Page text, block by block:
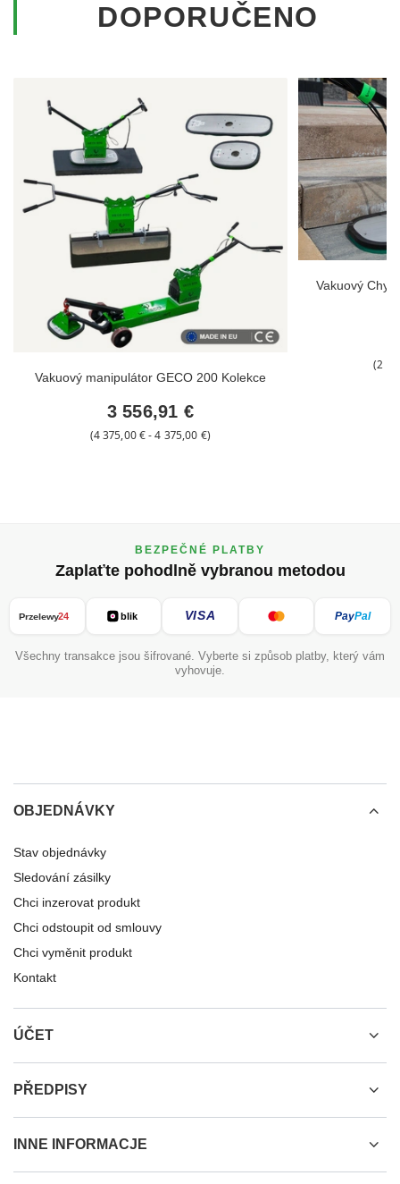
DOPORUČENO
Vakuový manipulátor GECO 200 Kolekce
3 556,91 €
z
4 375,00 €-na
4 375,00 €
Vakuový
z
2
BEZPEČNÉ PLATBY
Zaplaťte pohodlně vybranou metodou
Przelewy24 blik VISA PayPal
Všechny transakce jsou šifrované. Vyberte si způsob platby, který vám
vyhovuje.
OBJEDNÁVKY
Stav objednávky
Sledování zásilky
Chci inzerovat produkt
Chci odstoupit od smlouvy
Chci vyměnit produkt
Kontakt
ÚČET
PŘEDPISY
INNE INFORMACJE